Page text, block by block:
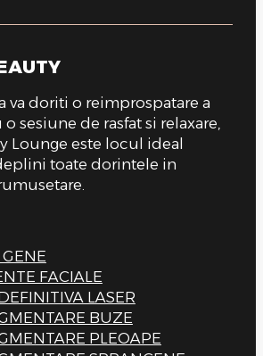
va doriti o reimprospatare a
sesiune de rasfat si relaxare,
Lounge este locul ideal
toate dorintele in
FACIALE
LASER
BUZE
PLEOAPE